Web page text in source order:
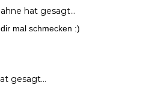
hat gesagt…
mal schmecken :)
gesagt…